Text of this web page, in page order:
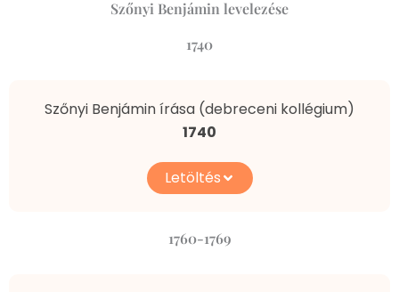
Szőnyi Benjámin levelezése
1740
Szőnyi Benjámin írása (debreceni kollégium)
1740
Letöltés
1760-1769